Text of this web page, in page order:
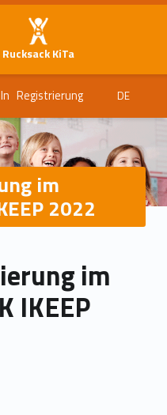
Rucksack KiTa
Registrierung DE
im
2022
im
IKEEP